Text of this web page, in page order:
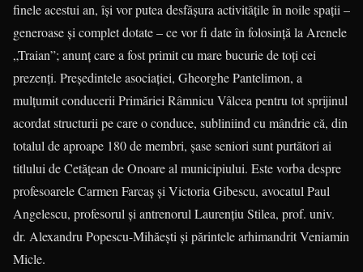
finele acestui an, îşi vor putea desfăşura activităţile în noile spaţii –
generoase şi complet dotate – ce vor fi date în folosinţă la Arenele
„Traian”; anunţ care a fost primit cu mare bucurie de toţi cei
prezenţi. Preşedintele asociaţiei, Gheorghe Pantelimon, a
mulţumit conducerii Primăriei Râmnicu Vâlcea pentru tot sprijinul
acordat structurii pe care o conduce, subliniind cu mândrie că, din
totalul de aproape 180 de membri, şase seniori sunt purtători ai
titlului de Cetăţean de Onoare al municipiului. Este vorba despre
profesoarele Carmen Farcaş şi Victoria Gibescu, avocatul Paul
Angelescu, profesorul şi antrenorul Laurenţiu Stilea, prof. univ.
dr. Alexandru Popescu-Mihăeşti şi părintele arhimandrit Veniamin
Micle.